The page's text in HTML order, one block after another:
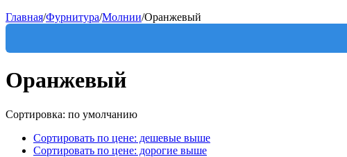
Главная/Фурнитура/Молнии/Оранжевый
Оранжевый
Сортировка: по умолчанию
Сортировать по цене: дешевые выше
Сортировать по цене: дорогие выше